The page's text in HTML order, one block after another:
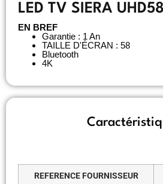
LED TV SIERA
EN BREF
Garantie : 1 An
TAILLE D'ÉCRAN : 58
Bluetooth
4K
REFERENCE FOURNISSEUR